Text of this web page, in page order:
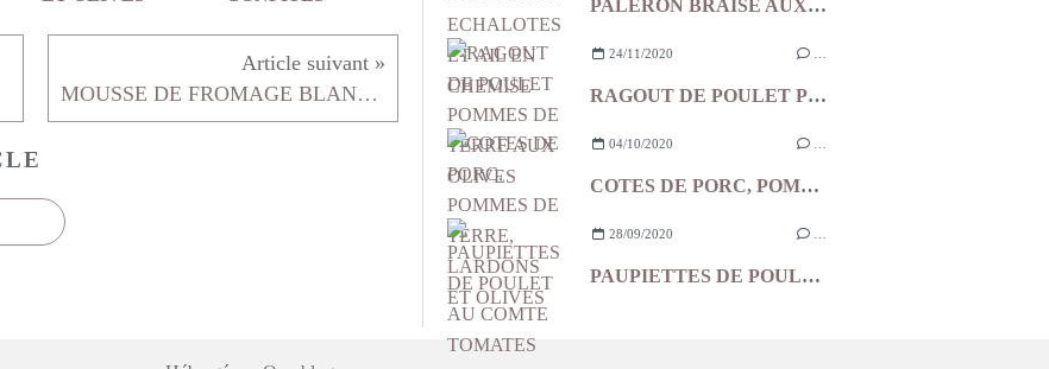
MOUSSE DE FROMAGE BLANC AUX FRAMBOISES
PALERON BRAISE AUX ECHALOTES ET AIL EN CHEMISE
24/11/2020
RAGOUT DE POULET POMMES DE TERRE AUX OLIVES
04/10/2020
COTES DE PORC, POMMES DE TERRE, LARDONS ET OLIVES
28/09/2020
PAUPIETTES DE POULET AU COMTE TOMATES CONFITES